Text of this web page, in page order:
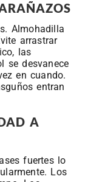
Almohadilla
arrastrar
las
se desvanece
en cuando.
entran
A
fuertes lo
Los